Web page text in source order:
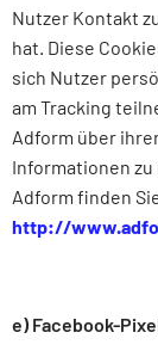
Nutzer Kontakt
hat. Diese
sich Nutzer
am Tracking
Adform über
Informationen
Adform finden
http://
e) Facebook-